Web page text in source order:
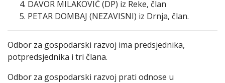
DAVOR MILAKOVIĆ (DP) iz Reke, član
PETAR DOMBAJ (NEZAVISNI) iz Drnja, član.
Odbor za gospodarski razvoj ima predsjednika,
potpredsjednika i tri člana.
Odbor za gospodarski razvoj prati odnose u